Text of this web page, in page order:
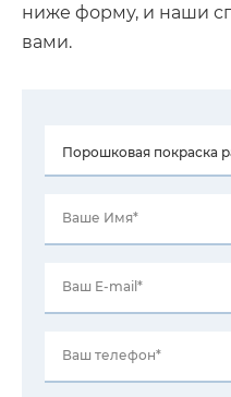
ниже форму, и наши
вами.
Ваше Имя*
Ваш E-mail*
Ваш телефон*